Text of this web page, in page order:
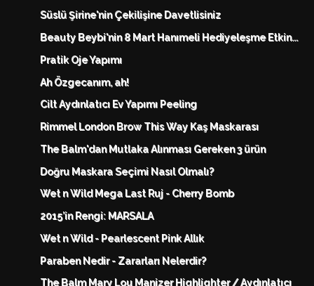
Süslü Şirine'nin Çekilişine Davetlisiniz
Beauty Beybi'nin 8 Mart Hanımeli Hediyeleşme Etkin...
Pratik Oje Yapımı
Ah Özgecanım, ah!
Cilt Aydınlatıcı Ev Yapımı Peeling
Rimmel London Brow This Way Kaş Maskarası
The Balm'dan Mutlaka Alınması Gereken 3 ürün
Doğru Maskara Seçimi Nasıl Olmalı?
Wet n Wild Mega Last Ruj - Cherry Bomb
2015’in Rengi: MARSALA
Wet n Wild - Pearlescent Pink Allık
Paraben Nedir - Zararları Nelerdir?
The Balm Mary Lou Manizer Highlighter / Aydınlatıcı